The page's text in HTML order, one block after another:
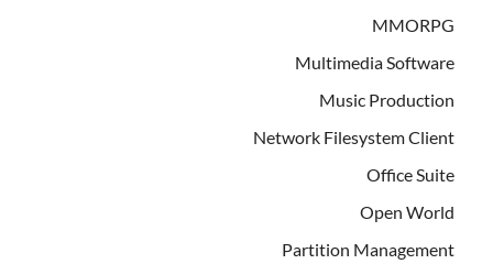
MMORPG
Multimedia Software
Music Production
Network Filesystem Client
Office Suite
Open World
Partition Management